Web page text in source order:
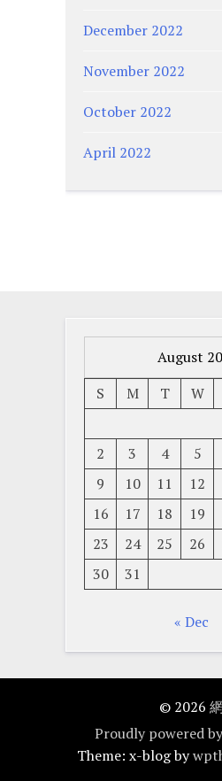
December 2022
November 2022
October 2022
April 2022
August
S
M T W
2
3 4 5
9
10 11 12
16
17 18 19
23
24 25 26
30
31
« Dec
© 2026
Proudly powered
Theme: x-blog by